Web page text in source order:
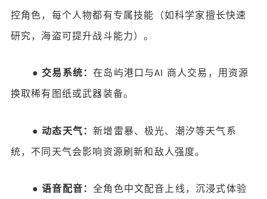
控角色，每个人物都有专属技能（如科学家擅长快速
研究，海盗可提升战斗能力）。
● 交易系统：在岛屿港口与AI 商人交易，用资源
换取稀有图纸或武器装备。
● 动态天气：新增雷暴、极光、潮汐等天气系
统，不同天气会影响资源刷新和敌人强度。
● 语音配音：全角色中文配音上线，沉浸式体验